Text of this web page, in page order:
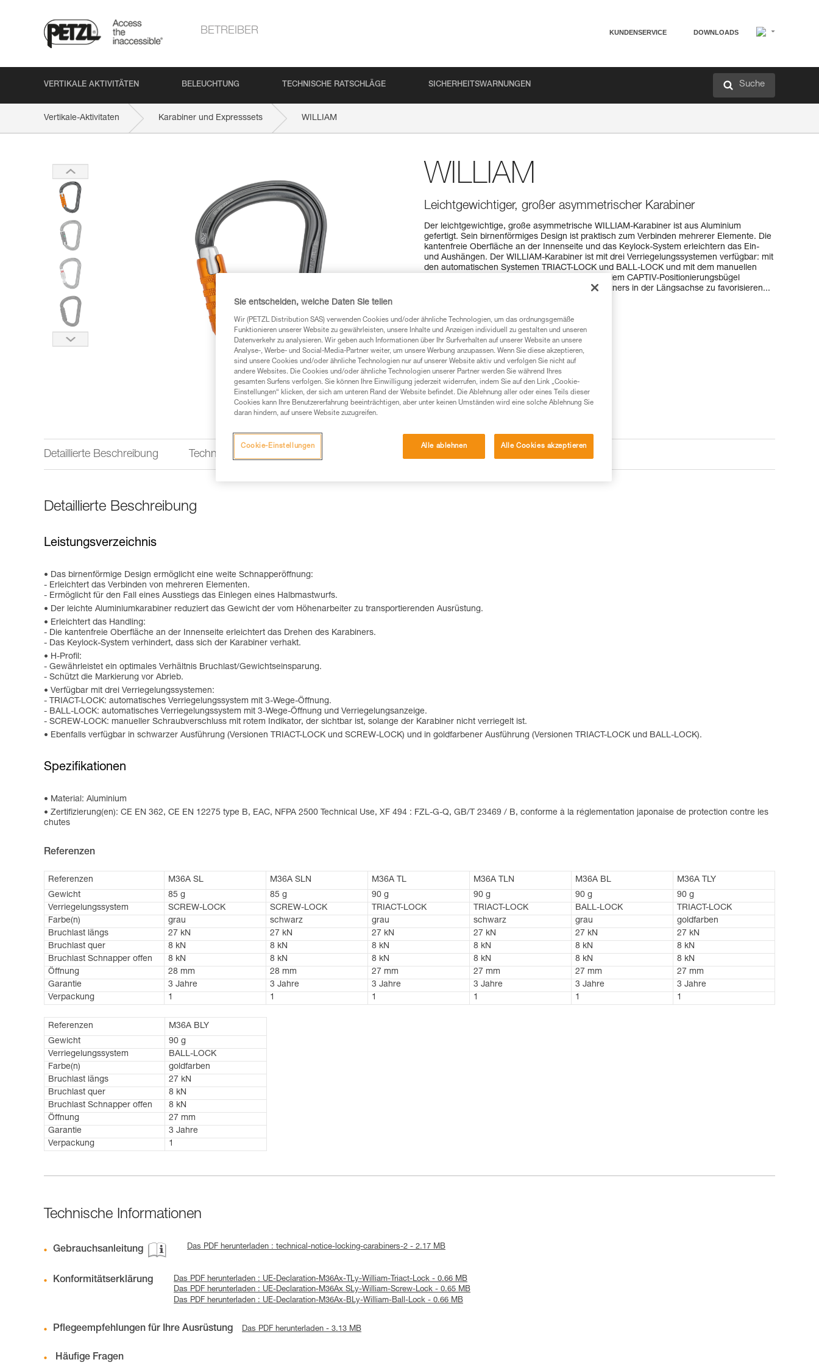
BETREIBER KUNDENSERVICE DOWNLOADS
VERTIKALE AKTIVITÄTEN BELEUCHTUNG TECHNISCHE RATSCHLÄGE SICHERHEITSWARNUNGEN Suche
Vertikale-Aktivitaten Karabiner und Expresssets WILLIAM
WILLIAM
Leichtgewichtiger, großer asymmetrischer Karabiner
Der leichtgewichtige, große asymmetrische WILLIAM-Karabiner ist aus Aluminium
gefertigt. Sein birnenförmiges Design ist praktisch zum Verbinden mehrerer Elemente. Die
kantenfreie Oberfläche an der Innenseite und das Keylock-System erleichtern das Ein-
und Aushängen. Der WILLIAM-Karabiner ist mit drei Verriegelungssystemen verfügbar: mit
den automatischen Systemen TRIACT-LOCK und BALL-LOCK und mit dem manuellen
SCREW-LOCK-System. Der WILLIAM kann mit dem CAPTIV-Positionierungsbügel
kombiniert werden, um die Belastung des Karabiners in der Längsachse zu favorisieren...
Einen Händler finden
Detaillierte Beschreibung Technische Informationen
Detaillierte Beschreibung
Leistungsverzeichnis
Das birnenförmige Design ermöglicht eine weite Schnapperöffnung:
- Erleichtert das Verbinden von mehreren Elementen.
- Ermöglicht für den Fall eines Ausstiegs das Einlegen eines Halbmastwurfs.
Der leichte Aluminiumkarabiner reduziert das Gewicht der vom Höhenarbeiter zu transportierenden Ausrüstung.
Erleichtert das Handling:
- Die kantenfreie Oberfläche an der Innenseite erleichtert das Drehen des Karabiners.
- Das Keylock-System verhindert, dass sich der Karabiner verhakt.
H-Profil:
- Gewährleistet ein optimales Verhältnis Bruchlast/Gewichtseinsparung.
- Schützt die Markierung vor Abrieb.
Verfügbar mit drei Verriegelungssystemen:
- TRIACT-LOCK: automatisches Verriegelungssystem mit 3-Wege-Öffnung.
- BALL-LOCK: automatisches Verriegelungssystem mit 3-Wege-Öffnung und Verriegelungsanzeige.
- SCREW-LOCK: manueller Schraubverschluss mit rotem Indikator, der sichtbar ist, solange der Karabiner nicht verriegelt ist.
Ebenfalls verfügbar in schwarzer Ausführung (Versionen TRIACT-LOCK und SCREW-LOCK) und in goldfarbener Ausführung (Versionen TRIACT-LOCK und BALL-LOCK).
Spezifikationen
Material: Aluminium
Zertifizierung(en): CE EN 362, CE EN 12275 type B, EAC, NFPA 2500 Technical Use, XF 494 : FZL-G-Q, GB/T 23469 / B, conforme à la réglementation japonaise de protection contre les
chutes
Referenzen
Referenzen M36A SL M36A SLN M36A TL M36A TLN M36A BL
M36A TLY
Gewicht
85 g 85 g 90 g 90 g 90 g
90 g
Verriegelungssystem
SCREW-LOCK SCREW-LOCK TRIACT-LOCK TRIACT-LOCK BALL-LOCK
TRIACT-LOCK
Farbe(n)
grau schwarz grau schwarz grau
goldfarben
Bruchlast längs
27 kN 27 kN 27 kN 27 kN 27 kN
27 kN
Bruchlast quer
8 kN 8 kN 8 kN 8 kN 8 kN
8 kN
Bruchlast Schnapper offen
8 kN 8 kN 8 kN 8 kN 8 kN
8 kN
Öffnung
28 mm 28 mm 27 mm 27 mm 27 mm
27 mm
Garantie
3 Jahre 3 Jahre 3 Jahre 3 Jahre 3 Jahre
3 Jahre
Verpackung
1 1 1 1 1 1
Referenzen
M36A BLY
Gewicht
90 g
Verriegelungssystem
BALL-LOCK
Farbe(n)
goldfarben
Bruchlast längs
27 kN
Bruchlast quer
8 kN
Bruchlast Schnapper offen
8 kN
Öffnung
27 mm
Garantie
3 Jahre
Verpackung
1
Technische Informationen
Gebrauchsanleitung Das PDF herunterladen : technical-notice-locking-carabiners-2 - 2.17 MB
Konformitätserklärung
Das PDF herunterladen : UE-Declaration-M36Ax-TLy-William-Triact-Lock - 0.66 MB
Das PDF herunterladen : UE-Declaration-M36Ax SLy-William-Screw-Lock - 0.65 MB
Das PDF herunterladen : UE-Declaration-M36Ax-BLy-William-Ball-Lock - 0.66 MB
Pflegeempfehlungen für Ihre Ausrüstung Das PDF herunterladen - 3.13 MB
Häufige Fragen
Sie entscheiden, welche Daten Sie teilen
Wir (PETZL Distribution SAS) verwenden Cookies und/oder ähnliche Technologien, um das ordnungsgemäße
Funktionieren unserer Website zu gewährleisten, unsere Inhalte und Anzeigen individuell zu gestalten und unseren
Datenverkehr zu analysieren. Wir geben auch Informationen über Ihr Surfverhalten auf unserer Website an unsere
Analyse-, Werbe- und Social-Media-Partner weiter, um unsere Werbung anzupassen. Wenn Sie diese akzeptieren,
sind unsere Cookies und/oder ähnliche Technologien nur auf unserer Website aktiv und verfolgen Sie nicht auf
andere Websites. Die Cookies und/oder ähnliche Technologien unserer Partner werden Sie während Ihres
gesamten Surfens verfolgen. Sie können Ihre Einwilligung jederzeit widerrufen, indem Sie auf den Link „Cookie-
Einstellungen“ klicken, der sich am unteren Rand der Website befindet. Die Ablehnung aller oder eines Teils dieser
Cookies kann Ihre Benutzererfahrung beeinträchtigen, aber unter keinen Umständen wird eine solche Ablehnung Sie
daran hindern, auf unsere Website zuzugreifen.
Alle ablehnen Alle Cookies akzeptieren
Cookie-Einstellungen